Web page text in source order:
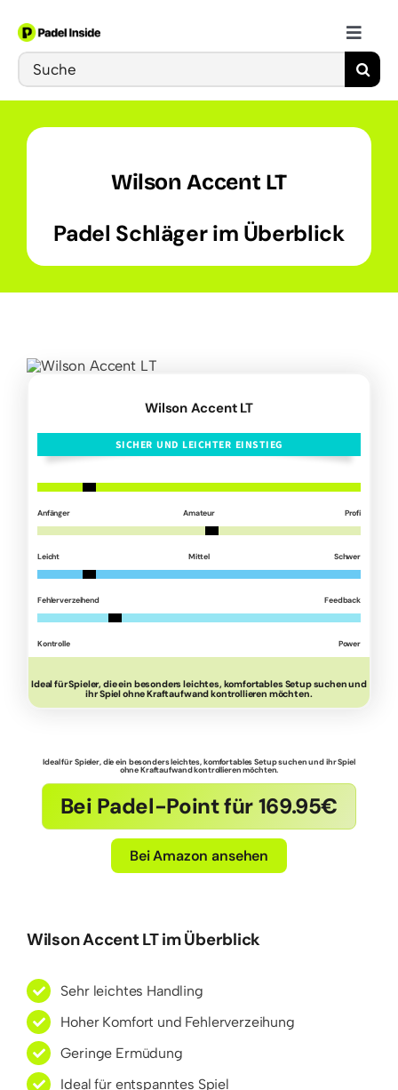
content
Toggle
Schläger
Bälle
Training
Search
for:
Wilson Accent LT
Padel Schläger im Überblick
Wilson Accent LT
SICHER UND LEICHTER EINSTIEG
Anfänger Amateur Profi
Leicht Mittel Schwer
Fehlerverzeihend Feedback
Kontrolle Power
Ideal für Spieler, die ein besonders leichtes, komfortables Setup suchen und
ihr Spiel ohne Kraftaufwand kontrollieren möchten.
Ideal für Spieler, die ein besonders leichtes, komfortables Setup suchen und ihr Spiel
ohne Kraftaufwand kontrollieren möchten.
Bei Padel-Point für 169.95€
Bei Amazon ansehen
Wilson Accent LT im Überblick
Sehr leichtes Handling
Hoher Komfort und Fehlerverzeihung
Geringe Ermüdung
Ideal für entspanntes Spiel